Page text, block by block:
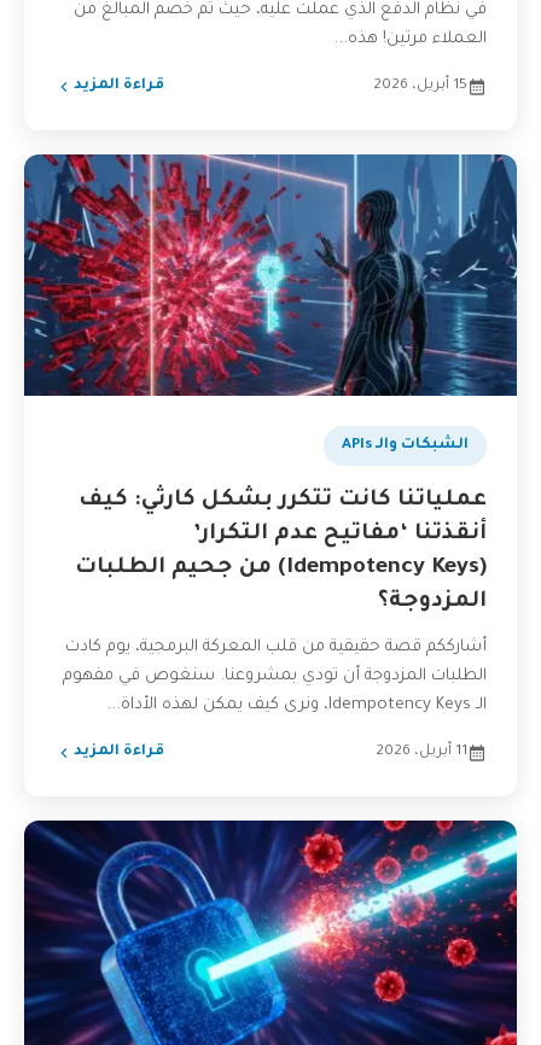
في نظام الدفع الذي عملت عليه، حيث تم خصم المبالغ من
العملاء مرتين! هذه...
15 أبريل، 2026 قراءة المزيد
الشبكات والـ APIs
عملياتنا كانت تتكرر بشكل كارثي: كيف
أنقذتنا ‘مفاتيح عدم التكرار’
(Idempotency Keys) من جحيم الطلبات
المزدوجة؟
أشارككم قصة حقيقية من قلب المعركة البرمجية، يوم كادت
الطلبات المزدوجة أن تودي بمشروعنا. سنغوص في مفهوم
الـ Idempotency Keys، ونرى كيف يمكن لهذه الأداة...
11 أبريل، 2026 قراءة المزيد